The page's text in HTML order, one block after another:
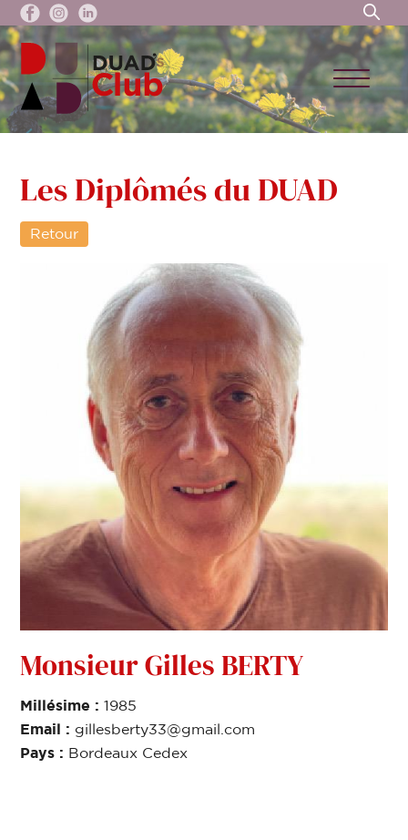
Les Diplômés du DUAD
Retour
Monsieur Gilles BERTY
Millésime :1985
Email : gillesberty33@gmail.com
Pays : Bordeaux Cedex